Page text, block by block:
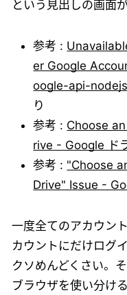
という見出しの画面
参考 :
er Google
oogle-api-
り
参考 : Choose
rive - Google ド
参考 : "Choose
Drive" Issue -
一度全てのアカウン
カウントにだけログ
クソめんどくさい。
ブラウザを使い分け